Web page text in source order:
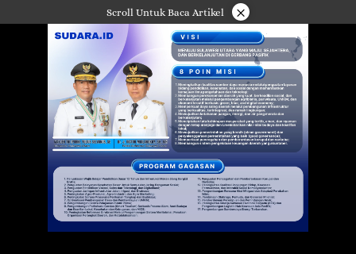
ke
Scroll Untuk Baca Artikel ×